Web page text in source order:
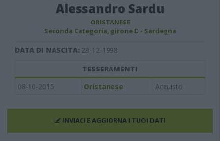
Alessandro Sardu
ORISTANESE
Seconda Categoria, girone D - Sardegna
DATA DI NASCITA: 28-12-1998
TESSERAMENTI
08-10-2015
Oristanese Acquisto
INVIACI E AGGIORNA I TUOI DATI